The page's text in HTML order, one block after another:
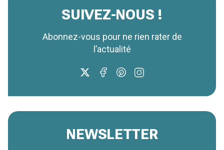
SUIVEZ-NOUS !
Abonnez-vous pour ne rien rater de
l’actualité
NEWSLETTER